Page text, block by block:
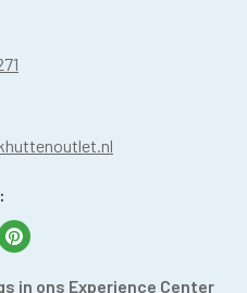
in ons Experience Center